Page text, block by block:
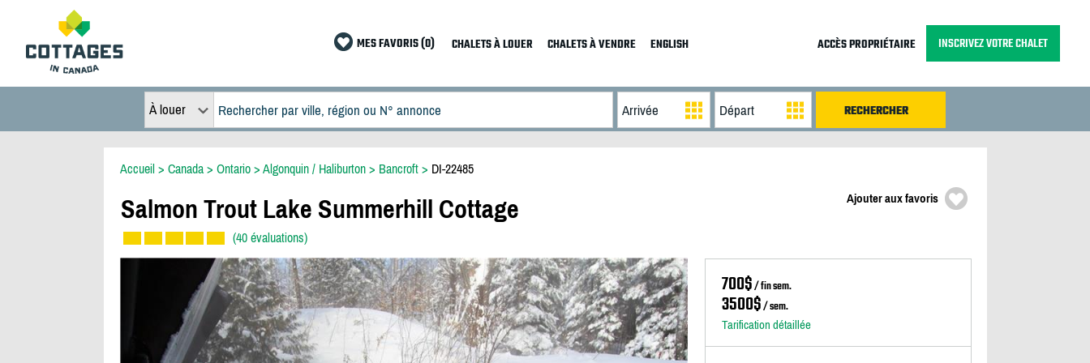
MES FAVORIS (0) CHALETS À LOUER CHALETS À VENDRE ENGLISH ACCÈS PROPRIÉTAIRE INSCRIVEZ VOTRE CHALET
À louer
Accueil> Canada> Ontario> Algonquin / Haliburton> Bancroft> DI-22485
Salmon Trout Lake Summerhill Cottage
(40 évaluations)
Ajouter aux favoris
700$/ fin sem.
3500$/ sem.
Tarification détaillée